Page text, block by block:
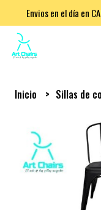
Envios en el día en
Inicio Sillas de